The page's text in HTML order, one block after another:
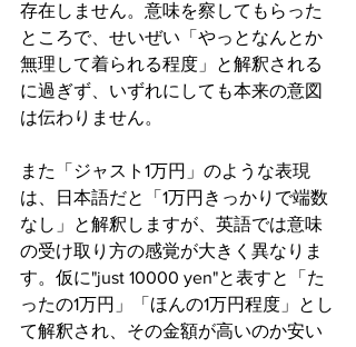
存在しません。意味を察してもらった
ところで、せいぜい「やっとなんとか
無理して着られる程度」と解釈される
に過ぎず、いずれにしても本来の意図
は伝わりません。
また「ジャスト1万円」のような表現
は、日本語だと「1万円きっかりで端数
なし」と解釈しますが、英語では意味
の受け取り方の感覚が大きく異なりま
す。仮に"just 10000 yen"と表すと「た
ったの1万円」「ほんの1万円程度」とし
て解釈され、その金額が高いのか安い